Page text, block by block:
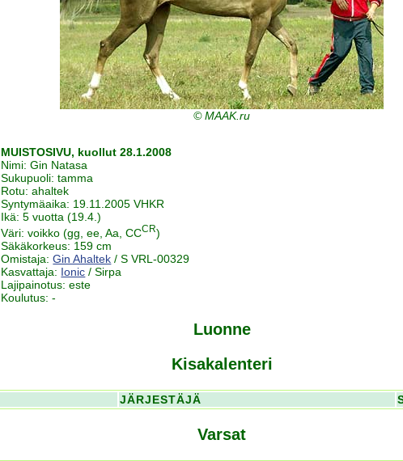
© MAAK.ru
MUISTOSIVU, kuollut 28.1.2008
Nimi: Gin Natasa
Sukupuoli: tamma
Rotu: ahaltek
Syntymäaika: 19.11.2005 VHKR
Ikä: 5 vuotta (19.4.)
Väri: voikko (gg, ee, Aa, CCCR)
Säkäkorkeus: 159 cm
Omistaja:Gin Ahaltek / S VRL-00329
Kasvattaja: Ionic / Sirpa
Lajipainotus: este
Koulutus: -
Luonne
Kisakalenteri
JÄRJESTÄJÄ
Varsat